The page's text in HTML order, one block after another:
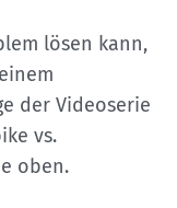
lösen kann,
der Videoserie
vs.
oben.